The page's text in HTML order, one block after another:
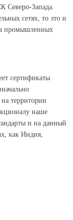
Запада.
сетях, то это и
промышленных
сертификаты
территории
наше
и на данный
как Индия,